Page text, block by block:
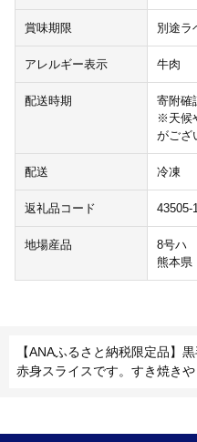
賞味期限 別途ラ
アレルギー表示 牛肉
配送時期
寄附確
※天候
がござ
配送 冷凍
返礼品コード 43505-
地場産品
8号ハ
熊本県
【ANAふるさと納税限定品】
赤身スライスです。すき焼き